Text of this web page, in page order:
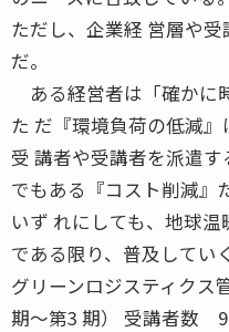
ただし、企業経 営層や
だ。
ある経営者は「確かに
た だ『環境負荷の低減』
受 講者や受講者を派遣
でもある『コスト削減』
いず れにしても、地球
である限り、普及してい
グリーンロジスティク
期〜第3 期） 受講者数